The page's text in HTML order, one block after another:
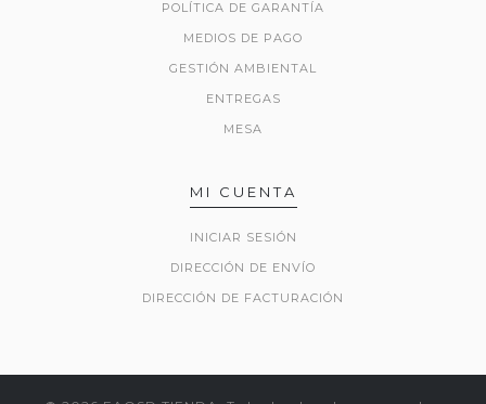
POLÍTICA DE GARANTÍA
MEDIOS DE PAGO
GESTIÓN AMBIENTAL
ENTREGAS
MESA
MI CUENTA
INICIAR SESIÓN
DIRECCIÓN DE ENVÍO
DIRECCIÓN DE FACTURACIÓN